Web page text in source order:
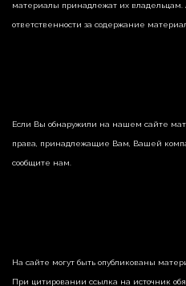
материалы принадлежат их владельцам.
ответственности за содержание
Если Вы обнаружили на нашем сайте
права, принадлежащие Вам, Вашей
сообщите нам.
На сайте могут быть опубликованы
При цитировании ссылка на источник